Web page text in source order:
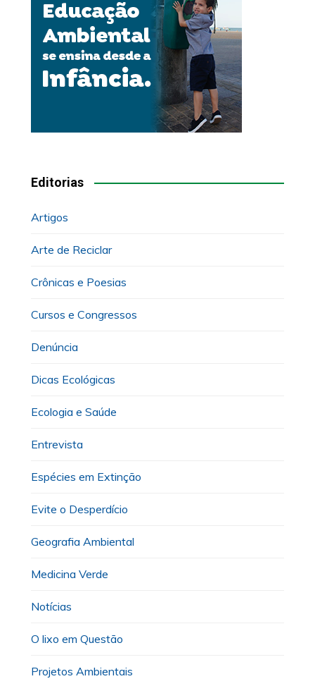
Editorias
Artigos
Arte de Reciclar
Crônicas e Poesias
Cursos e Congressos
Denúncia
Dicas Ecológicas
Ecologia e Saúde
Entrevista
Espécies em Extinção
Evite o Desperdício
Geografia Ambiental
Medicina Verde
Notícias
O lixo em Questão
Projetos Ambientais